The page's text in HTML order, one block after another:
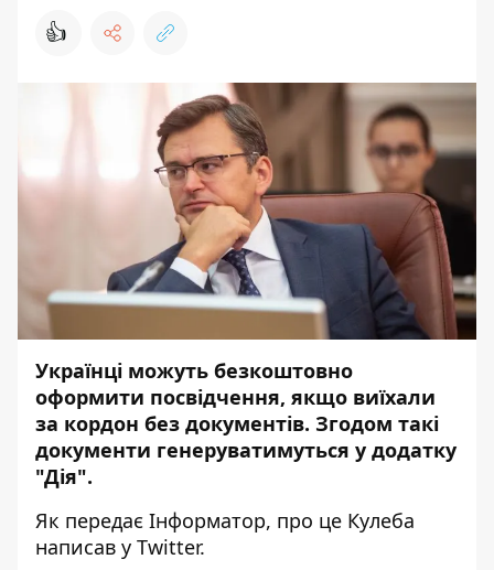
👍
Українці можуть безкоштовно
оформити посвідчення, якщо виїхали
за кордон без документів. Згодом такі
документи генеруватимуться у додатку
"Дія".
Як передає Інформатор, про це Кулеба
написав у Twitter.